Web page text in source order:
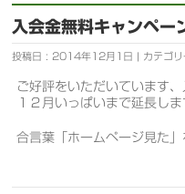
入会金無料キャンペ
投稿日 : 2014年12月1日 | カテゴリ
ご好評をいただいています
１２月いっぱいまで延長しま
合言葉「ホームページ見た